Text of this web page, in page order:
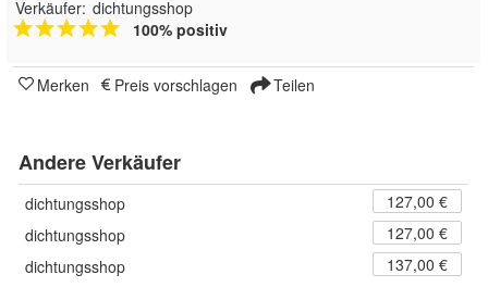
Verkäufer: dichtungsshop
100% positiv
Merken Preis vorschlagen Teilen
Andere Verkäufer
dichtungsshop
127,00 €
dichtungsshop
127,00 €
dichtungsshop
137,00 €